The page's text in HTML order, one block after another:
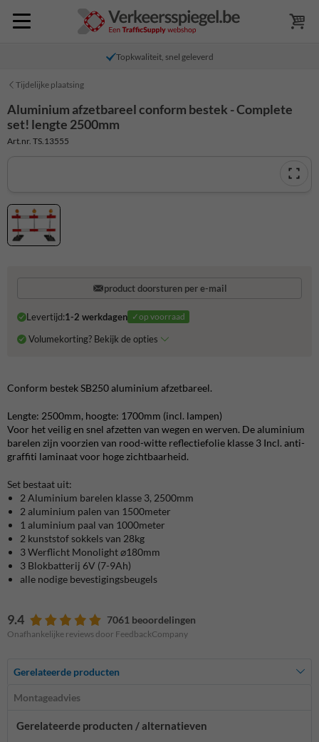
Topkwaliteit, snel geleverd
Tijdelijke plaatsing
Aluminium afzetbareel conform bestek - Complete
set! lengte 2500mm
Art.nr. TS.13555
product doorsturen per e-mail
Levertijd:1-2 werkdagen ✓op voorraad
Volumekorting? Bekijk de opties
Conform bestek SB250 aluminium afzetbareel.
Lengte: 2500mm, hoogte: 1700mm (incl. lampen)
Voor het veilig en snel afzetten van wegen en werven. De aluminium
barelen zijn voorzien van rood-witte reflectiefolie klasse 3 Incl. anti-
graffiti laminaat voor hoge zichtbaarheid.
Set bestaat uit:
2 Aluminium barelen klasse 3, 2500mm
2 aluminium palen van 1500meter
1 aluminium paal van 1000meter
2 kunststof sokkels van 28kg
3 Werflicht Monolight ⌀180mm
3 Blokbatterij 6V (7-9Ah)
alle nodige bevestigingsbeugels
9.4 7061 beoordelingen
Onafhankelijke reviews door FeedbackCompany
Gerelateerde producten
Montageadvies
Gerelateerde producten / alternatieven